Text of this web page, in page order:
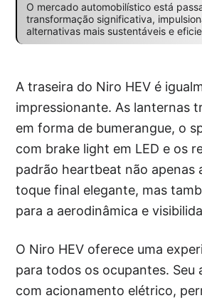
O mercado automobilístico está
transformação significativa,
alternativas mais sustentáveis e
A traseira do Niro HEV é
impressionante. As lanternas
em forma de bumerangue, o
com brake light em LED e os
padrão heartbeat não apenas
toque final elegante, mas
para a aerodinâmica e
O Niro HEV oferece uma
para todos os ocupantes. Seu
com acionamento elétrico,